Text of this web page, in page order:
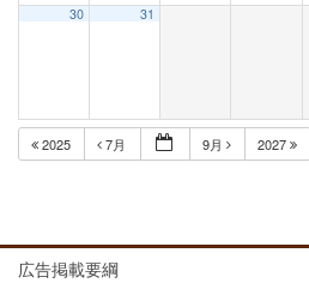
30 31
2025 7月 9月 2027
広告掲載要綱